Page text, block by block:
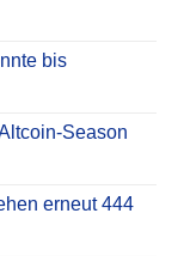
bis
Season
erneut 444